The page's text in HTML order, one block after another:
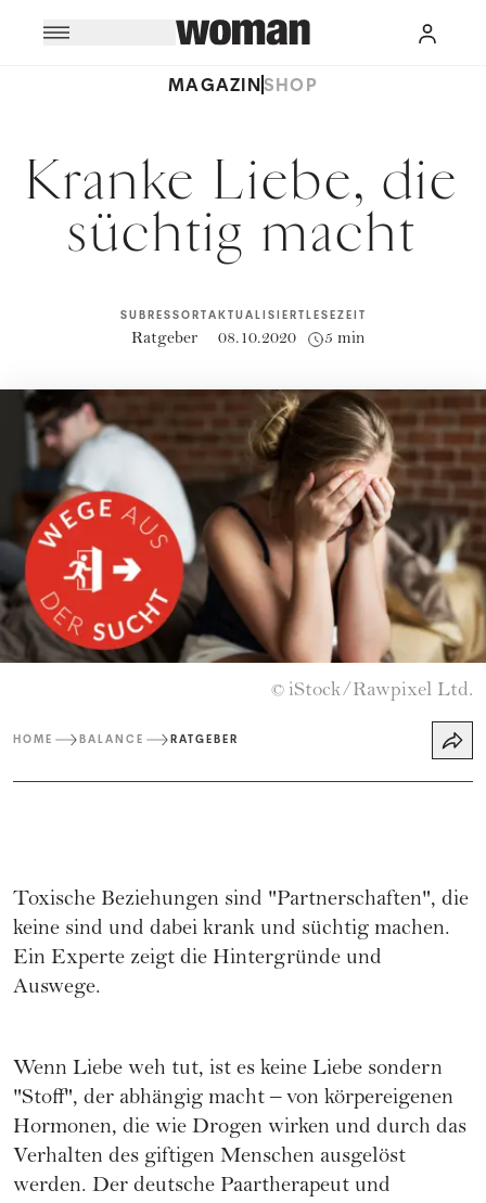
MAGAZINSHOP
Kranke Liebe, die
süchtig macht
SUBRESSORT
Ratgeber
AKTUALISIERT
08.10.2020
LESEZEIT
5 min
© iStock/Rawpixel Ltd.
HOME BALANCE RATGEBER
Toxische Beziehungen sind "Partnerschaften", die
keine sind und dabei krank und süchtig machen.
Ein Experte zeigt die Hintergründe und
Auswege.
Wenn Liebe weh tut, ist es keine Liebe sondern
"Stoff", der abhängig macht – von körpereigenen
Hormonen, die wie Drogen wirken und durch das
Verhalten des giftigen Menschen ausgelöst
werden. Der deutsche Paartherapeut und